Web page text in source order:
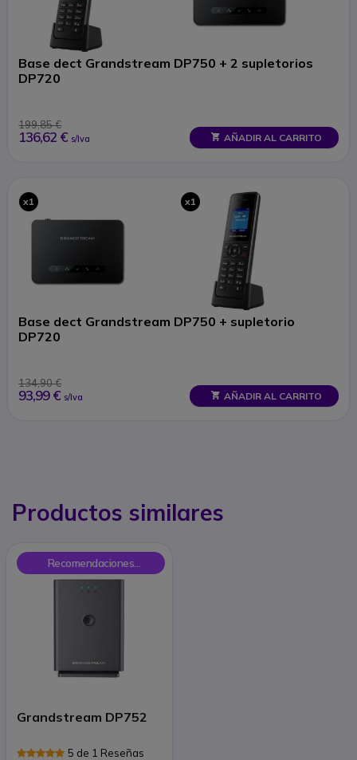
Base dect Grandstream DP750 + 2 supletorios
DP720
199,85 €
136,62 € s/Iva AÑADIR AL CARRITO
x1 x1
Base dect Grandstream DP750 + supletorio
DP720
134,90 €
93,99 € s/Iva AÑADIR AL CARRITO
Productos similares
Recomendaciones
Onedirect
Grandstream DP752
5 de 1 Reseñas